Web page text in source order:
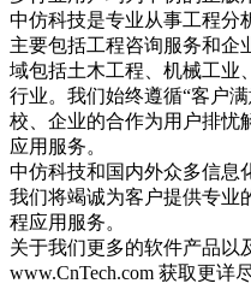
中仿科技是专业从事工程分
主要包括工程咨询服务和企
域包括土木工程、机械工业
行业。我们始终遵循“客户
校、企业的合作为用户排忧
应用服务。
中仿科技和国内外众多信息
我们将竭诚为客户提供专业
程应用服务。
关于我们更多的软件产品以
www.CnTech.com 获取更详